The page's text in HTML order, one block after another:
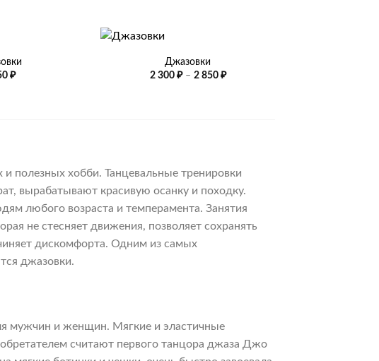
₽
+
Джазовки
2 300 ₽ – 2 850 ₽Диапазон
полезных хобби. Танцевальные тренировки
вырабатывают красивую осанку и походку.
любого возраста и темперамента. Занятия
не стесняет движения, позволяет сохранять
дискомфорта. Одним из самых
джазовки.
мужчин и женщин. Мягкие и эластичные
считают первого танцора джаза Джо